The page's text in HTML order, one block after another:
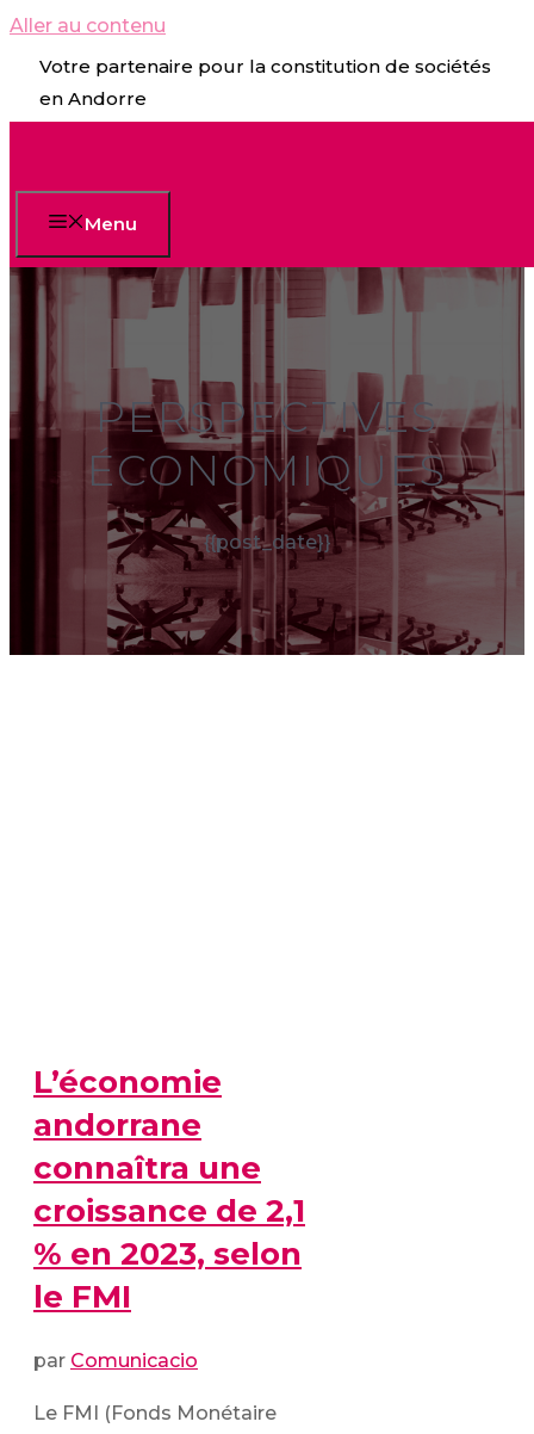
Aller au contenu
Votre partenaire pour la constitution de sociétés
en Andorre
Menu
PERSPECTIVES
ÉCONOMIQUES
{{post_date}}
L’économie
andorrane
connaîtra une
croissance de 2,1
% en 2023, selon
le FMI
par Comunicacio
Le FMI (Fonds Monétaire